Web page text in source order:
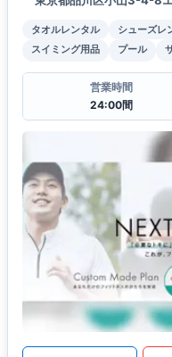
タオルレンタル シューズレ
スイミング用品
プール
営業時間
24:00間